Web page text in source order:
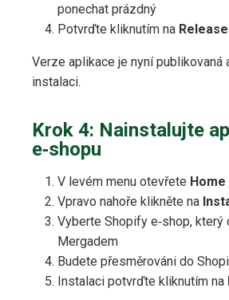
ponechat prázdný
Potvrďte kliknutím na Release
Verze aplikace je nyní publikovaná
instalaci.
Krok 4: Nainstalujte
e‑shopu
V levém menu otevřete Home
Vpravo nahoře klikněte na
Vyberte Shopify e‑shop,
Mergadem
Budete přesměrováni do
Instalaci potvrďte kliknutím na